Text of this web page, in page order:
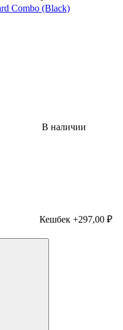
Combo (Black)
В наличии
Кешбек +297,00 ₽